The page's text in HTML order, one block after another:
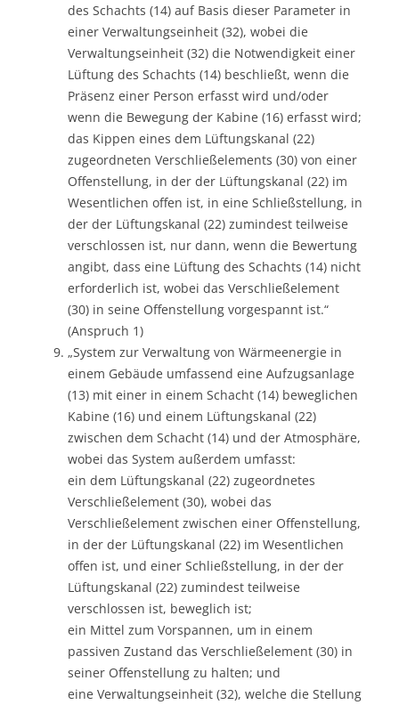
des Schachts (14) auf Basis dieser Parameter in
einer Verwaltungseinheit (32), wobei die
Verwaltungseinheit (32) die Notwendigkeit einer
Lüftung des Schachts (14) beschließt, wenn die
Präsenz einer Person erfasst wird und/oder
wenn die Bewegung der Kabine (16) erfasst wird;
das Kippen eines dem Lüftungskanal (22)
zugeordneten Verschließelements (30) von einer
Offenstellung, in der der Lüftungskanal (22) im
Wesentlichen offen ist, in eine Schließstellung, in
der der Lüftungskanal (22) zumindest teilweise
verschlossen ist, nur dann, wenn die Bewertung
angibt, dass eine Lüftung des Schachts (14) nicht
erforderlich ist, wobei das Verschließelement
(30) in seine Offenstellung vorgespannt ist.“
(Anspruch 1)
„System zur Verwaltung von Wärmeenergie in
einem Gebäude umfassend eine Aufzugsanlage
(13) mit einer in einem Schacht (14) beweglichen
Kabine (16) und einem Lüftungskanal (22)
zwischen dem Schacht (14) und der Atmosphäre,
wobei das System außerdem umfasst:
ein dem Lüftungskanal (22) zugeordnetes
Verschließelement (30), wobei das
Verschließelement zwischen einer Offenstellung,
in der der Lüftungskanal (22) im Wesentlichen
offen ist, und einer Schließstellung, in der der
Lüftungskanal (22) zumindest teilweise
verschlossen ist, beweglich ist;
ein Mittel zum Vorspannen, um in einem
passiven Zustand das Verschließelement (30) in
seiner Offenstellung zu halten; und
eine Verwaltungseinheit (32), welche die Stellung